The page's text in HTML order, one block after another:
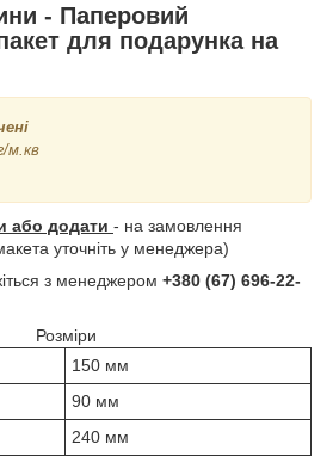
- Паперовий
для подарунка на
м.кв
або додати - на замовлення
уточніть у менеджера)
з менеджером +380 (67) 696-22-
Розміри
150 мм
90 мм
240 мм